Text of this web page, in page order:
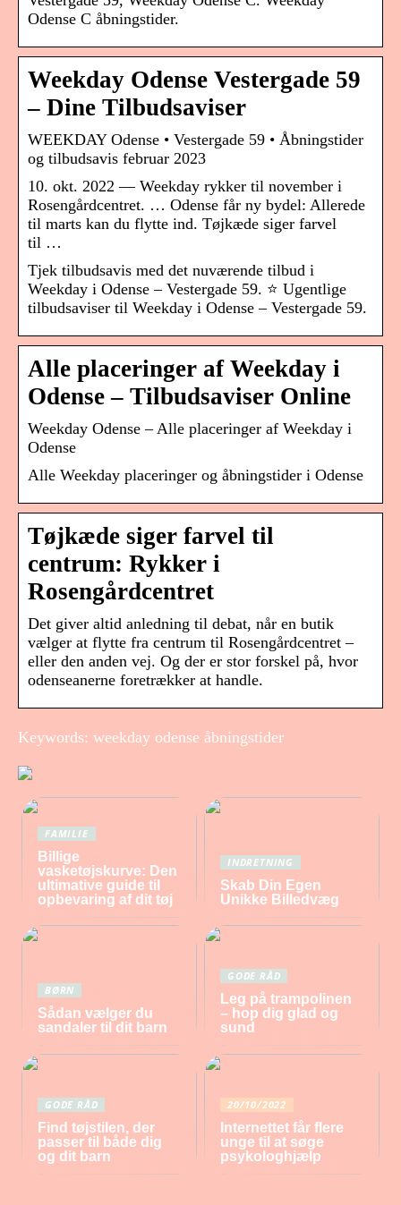
Odense C åbningstider.
Weekday Odense Vestergade 59
– Dine Tilbudsaviser
WEEKDAY Odense • Vestergade 59 • Åbningstider
og tilbudsavis februar 2023
10. okt. 2022 — Weekday rykker til november i
Rosengårdcentret. … Odense får ny bydel: Allerede
til marts kan du flytte ind. Tøjkæde siger farvel
til …
Tjek tilbudsavis med det nuværende tilbud i
Weekday i Odense – Vestergade 59. ⭐ Ugentlige
tilbudsaviser til Weekday i Odense – Vestergade 59.
Alle placeringer af Weekday i
Odense – Tilbudsaviser Online
Weekday Odense – Alle placeringer af Weekday i
Odense
Alle Weekday placeringer og åbningstider i Odense
Tøjkæde siger farvel til
centrum: Rykker i
Rosengårdcentret
Det giver altid anledning til debat, når en butik
vælger at flytte fra centrum til Rosengårdcentret –
eller den anden vej. Og der er stor forskel på, hvor
odenseanerne foretrækker at handle.
Keywords: weekday odense åbningstider
FAMILIE
Billige
vasketøjskurve: Den
ultimative guide til
opbevaring af dit tøj
INDRETNING
Skab Din Egen
Unikke Billedvæg
BØRN
Sådan vælger du
sandaler til dit barn
GODE RÅD
Leg på trampolinen
– hop dig glad og
sund
GODE RÅD
Find tøjstilen, der
passer til både dig
og dit barn
20/10/2022
Internettet får flere
unge til at søge
psykologhjælp